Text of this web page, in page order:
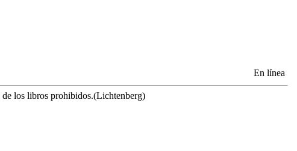
En línea
los libros prohibidos.(Lichtenberg)